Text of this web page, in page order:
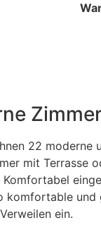
22 moderne
mit Terrasse
Komfortabel
komfortable und
ein.